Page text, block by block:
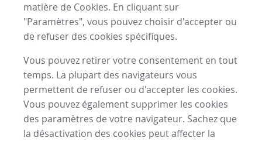
matière de Cookies. En cliquant sur
"Paramètres", vous pouvez choisir d'accepter ou
de refuser des cookies spécifiques.
Vous pouvez retirer votre consentement en tout
temps. La plupart des navigateurs vous
permettent de refuser ou d'accepter les cookies.
Vous pouvez également supprimer les cookies
des paramètres de votre navigateur. Sachez que
la désactivation des cookies peut affecter la